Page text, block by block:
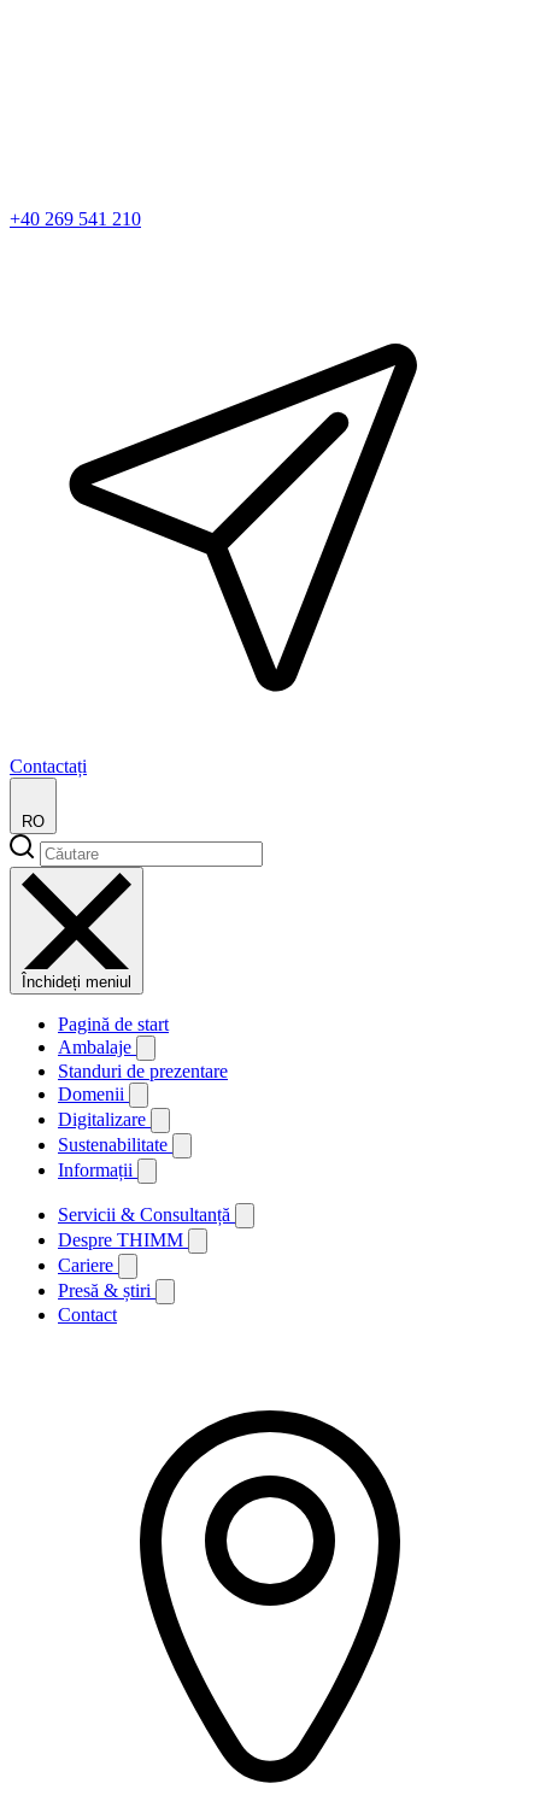
+40 269 541 210
Contactați
RO
Închideți meniul
Pagină de start
Ambalaje
Standuri de prezentare
Domenii
Digitalizare
Sustenabilitate
Informații
Servicii & Consultanță
Despre THIMM
Cariere
Presă & știri
Contact